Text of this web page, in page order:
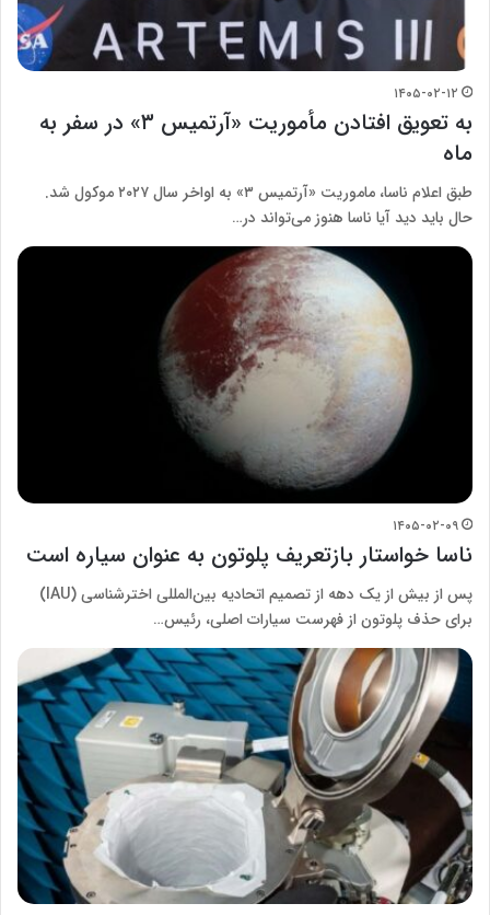
۱۴۰۵-۰۲-۱۲
به تعویق افتادن مأموریت «آرتمیس ۳» در سفر به
ماه
طبق اعلام ناسا، ماموریت «آرتمیس ۳» به اواخر سال ۲۰۲۷ موکول شد.
حال باید دید آیا ناسا هنوز می‌تواند در…
۱۴۰۵-۰۲-۰۹
ناسا خواستار بازتعریف پلوتون به عنوان سیاره است
پس از بیش از یک دهه از تصمیم اتحادیه بین‌المللی اخترشناسی (IAU)
برای حذف پلوتون از فهرست سیارات اصلی، رئیس…